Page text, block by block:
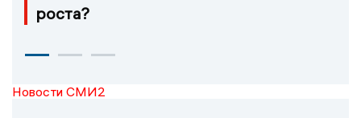
роста?
Новости СМИ2